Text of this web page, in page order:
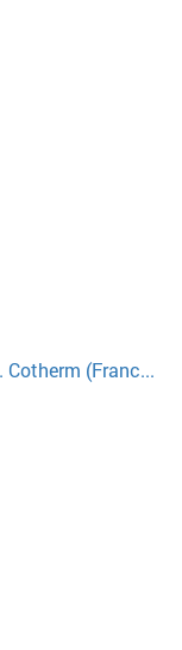
Cotherm (Franc...